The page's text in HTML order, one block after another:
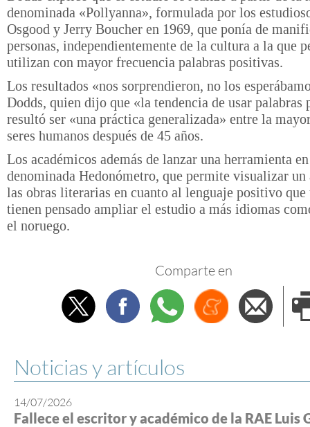
denominada «Pollyanna», formulada por los
Osgood y Jerry Boucher en 1969, que ponía de
personas, independientemente de la cultura a la que
utilizan con mayor frecuencia palabras positivas.
Los resultados «nos sorprendieron, no los
Dodds, quien dijo que «la tendencia de usar palabras
resultó ser «una práctica generalizada» entre la
seres humanos después de 45 años.
Los académicos además de lanzar una herramienta
denominada Hedonómetro, que permite visualizar un
las obras literarias en cuanto al lenguaje positivo
tienen pensado ampliar el estudio a más idiomas
el noruego.
Comparte en
TwitterFacebookWhatsappMenéame
Noticias y artículos
14/07/2026
Fallece el escritor y académico de la RAE Luis